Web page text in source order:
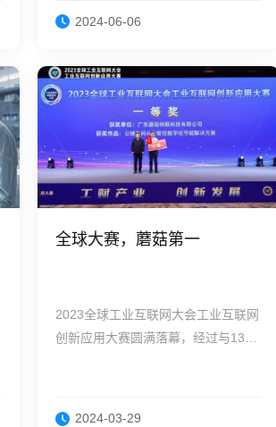
2024-06-06
全球大赛，蘑菇第一
2023全球工业互联网大会工业互联网
创新应用大赛圆满落幕，经过与130
2024-03-29